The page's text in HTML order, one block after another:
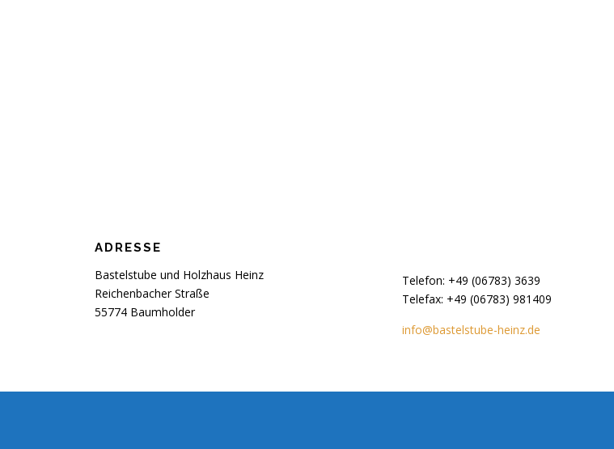
ADRESSE
Bastelstube und Holzhaus Heinz
Reichenbacher Straße
55774 Baumholder
Telefon: +49 (06783) 3639
Telefax: +49 (06783) 981409
info@bastelstube-heinz.de